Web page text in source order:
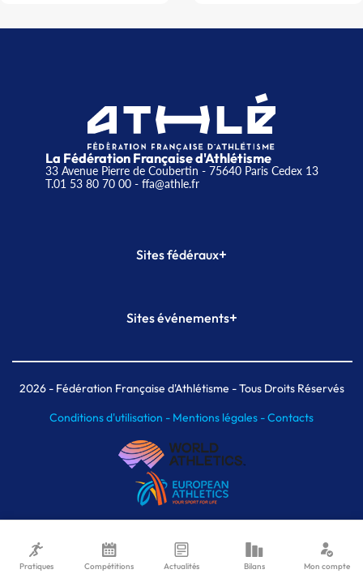
La Fédération Française d'Athlétisme
33 Avenue Pierre de Coubertin - 75640 Paris Cedex 13
T.01 53 80 70 00- ffa@athle.fr
Sites fédéraux+
Plateforme Formation
Sites événements+
Meeting de Paris indoor
MAIF Ekiden de Paris
2026- Fédération Française d'Athlétisme - Tous Droits Réservés
Conditions d'utilisation - Mentions légales -Contacts
Pratiques Compétitions Actualités Bilans Mon compte